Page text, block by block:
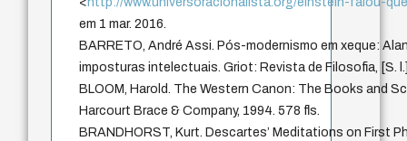
em 1 mar. 2016.
BARRETO, André Assi. Pós-modernismo em xeque:
imposturas intelectuais. Griot: Revista de Filosofia, [S.
BLOOM, Harold. The Western Canon: The Books and
Harcourt Brace & Company, 1994. 578 fls.
BRANDHORST, Kurt. Descartes’ Meditations on First